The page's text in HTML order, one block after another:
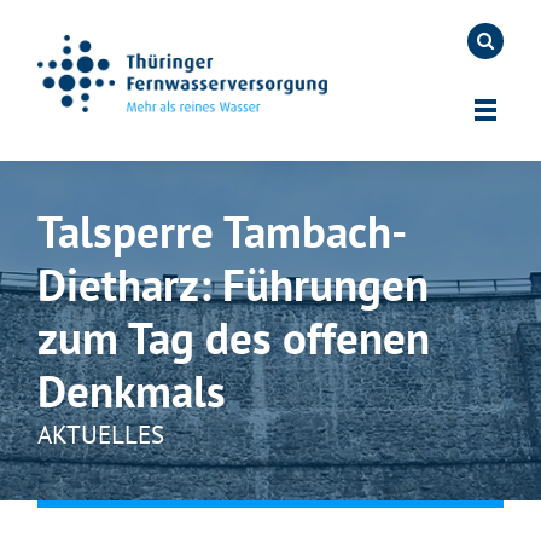
Talsperre Tambach-
Dietharz: Führungen
zum Tag des offenen
Denkmals
AKTUELLES